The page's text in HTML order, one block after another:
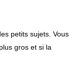
petits sujets. Vous
gros et si la